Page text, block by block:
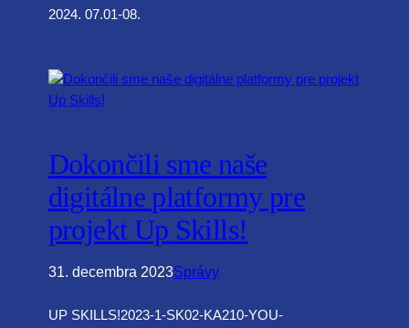
2024. 07.01-08.
Dokončili sme naše
digitálne platformy pre
projekt Up Skills!
31. decembra 2023Správy
UP SKILLS!2023-1-SK02-KA210-YOU-